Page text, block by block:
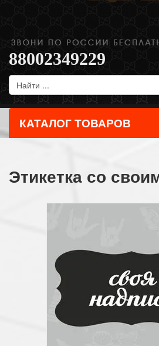
88002349229
КАТАЛОГ ТОВАРОВ
Этикетка со